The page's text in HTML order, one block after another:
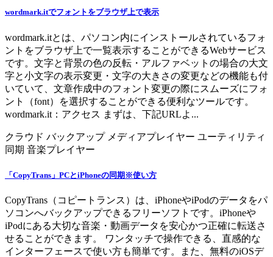
wordmark.itでフォントをブラウザ上で表示
wordmark.itとは、パソコン内にインストールされているフォ
ントをブラウザ上で一覧表示することができるWebサービス
です。文字と背景の色の反転・アルファベットの場合の大文
字と小文字の表示変更・文字の大きさの変更などの機能も付
いていて、文章作成中のフォント変更の際にスムーズにフォ
ント（font）を選択することができる便利なツールです。
wordmark.it：アクセス まずは、下記URLよ...
クラウド バックアップ メディアプレイヤー ユーティリティ
同期 音楽プレイヤー
「CopyTrans」PCとiPhoneの同期※使い方
CopyTrans（コピートランス）は、iPhoneやiPodのデータをパ
ソコンへバックアップできるフリーソフトです。iPhoneや
iPodにある大切な音楽・動画データを安心かつ正確に転送さ
せることができます。 ワンタッチで操作できる、直感的な
インターフェースで使い方も簡単です。また、無料のiOSデ